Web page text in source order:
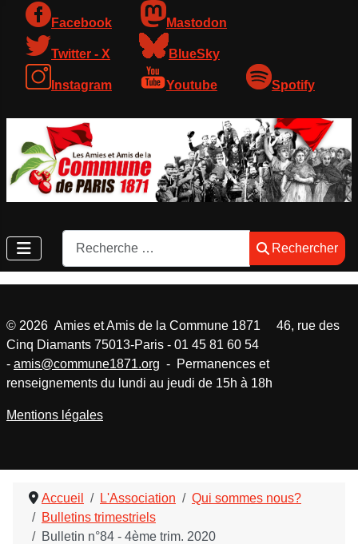
Facebook Mastodon
Twitter - X BlueSky
Instagram Youtube Spotify
Rechercher
Rechercher
Accueil L'Association
Qui sommes nous?
Bulletins trimestriels
Bulletin n°84 - 4ème trim. 2020
© 2026 Amies et Amis de la Commune 1871 46, rue des
Cinq Diamants 75013-Paris - 01 45 81 60 54
- amis@commune1871.org - Permanences et
renseignements du lundi au jeudi de 15h à 18h
Mentions légales